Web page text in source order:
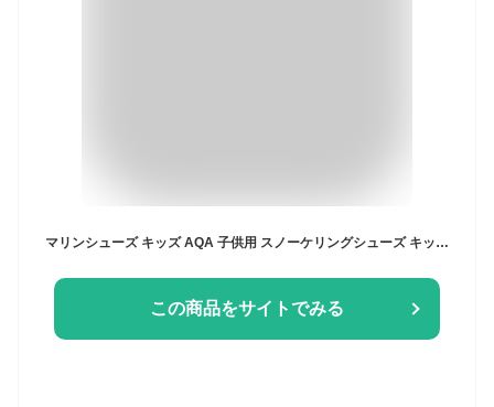
この商品をサイトでみる